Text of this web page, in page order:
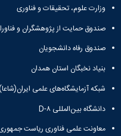
10. ثبت ژن GenBank: KP966492.1
1393
لیلا کاشی، رضا قادری، اکبر
1393
لیلا کاشی، رضا قادری، اکبر
وزارت علوم، تحقیقات و فناوری
صندوق حمایت از پژوهشگران و
صندوق رفاه دانشجویان
بنیاد نخبگان استان همدان
شبکه آزمایشگاه‌های علمی
دانشگاه بین‌المللی D-۸
معاونت علمی فناوری ریاست